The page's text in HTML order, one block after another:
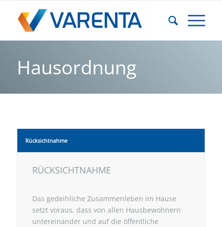
Hausordnung
Rücksichtnahme
RÜCKSICHTNAHME
Das gedeihliche Zusammenleben im Hause
setzt voraus, dass von allen Hausbewohnern
untereinander und auf die öffentliche